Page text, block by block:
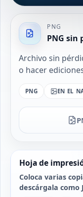
PNG
PNG sin
Archivo sin
o hacer
PNG EN EL
Hoja de
Coloca varias
descárgala como